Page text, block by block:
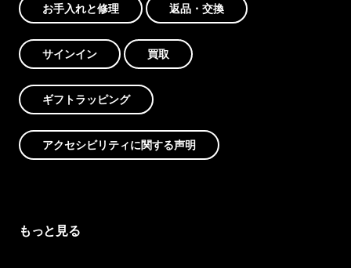
お手入れと修理 返品・交換
サインイン 買取
ギフトラッピング
アクセシビリティに関する声明
もっと見る